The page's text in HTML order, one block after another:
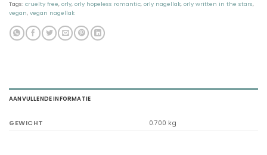
Tags: cruelty free, orly, orly hopeless romantic, orly nagellak, orly written in the stars,
vegan, vegan nagellak
AANVULLENDE INFORMATIE
GEWICHT 0.700 kg